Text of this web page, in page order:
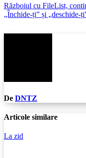
Navigare
în
articole
Războiul cu FileList,
„Închide-ți” și „deschide-
De DNTZ
Articole similare
La zid